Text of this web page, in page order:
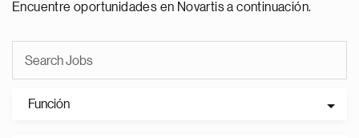
Encuentre oportunidades en Novartis a continuación.
Función